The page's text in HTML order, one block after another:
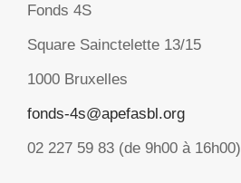
Fonds 4S
Square Sainctelette 13/15
1000 Bruxelles
fonds-4s@apefasbl.org
02 227 59 83 (de 9h00 à 16h00)